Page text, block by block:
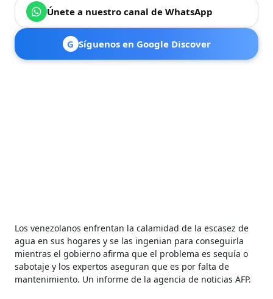
Únete a nuestro canal de WhatsApp
G Síguenos en Google Discover
Los venezolanos enfrentan la calamidad de la escasez de
agua en sus hogares y se las ingenian para conseguirla
mientras el gobierno afirma que el problema es sequía o
sabotaje y los expertos aseguran que es por falta de
mantenimiento. Un informe de la agencia de noticias AFP.